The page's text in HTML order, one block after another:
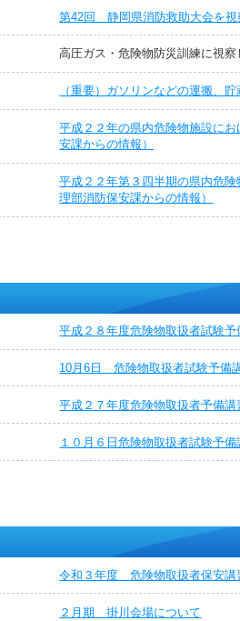
第42回 静岡県消防救助大会を視
高圧ガス・危険物防災訓練に視察
（重要）ガソリンなどの運搬、
平成２２年の県内危険物施設に
安課からの情報）
平成２２年第３四半期の県内危
理部消防保安課からの情報）
平成２８年度危険物取扱者試験
10月6日 危険物取扱者試験予備
平成２７年度危険物取扱者予備
１０月６日危険物取扱者試験予
令和３年度 危険物取扱者保安講
２月期 掛川会場について